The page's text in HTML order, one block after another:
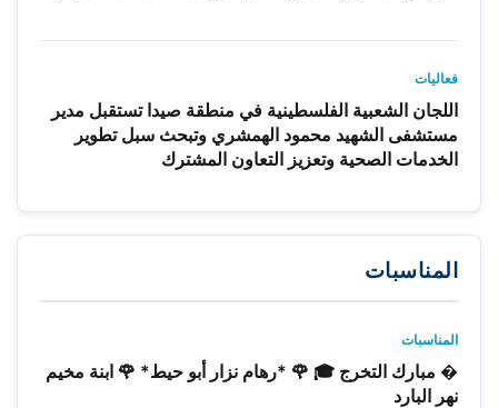
فعاليات
اللجان الشعبية الفلسطينية في منطقة صيدا تستقبل مدير
مستشفى الشهيد محمود الهمشري وتبحث سبل تطوير
الخدمات الصحية وتعزيز التعاون المشترك
المناسبات
المناسبات
� مبارك التخرج 🎓 🌹 *رهام نزار أبو حيط* 🌹 ابنة مخيم
نهر البارد